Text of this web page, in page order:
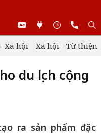
Xã hội Xã hội - Từ thiện
du lịch cộng
ra sản phẩm đặc